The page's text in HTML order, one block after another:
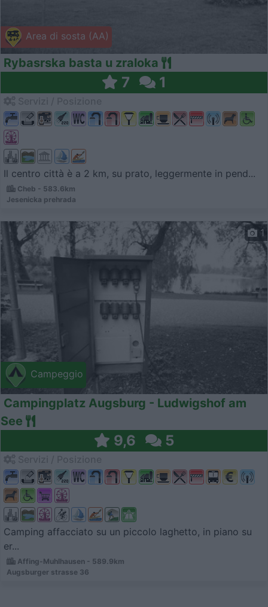
Area di sosta (AA)
Rybasrska basta u zraloka
7 1
Il centro città è a 2 km, su prato, leggermente in pend...
Cheb - 583.6km
Jesenicka prehrada
Campeggio
1
Campingplatz Augsburg - Ludwigshof am
See
9,6 5
Camping affacciato su un piccolo laghetto, in piano su
er...
Affing-Muhlhausen - 589.9km
Augsburger strasse 36